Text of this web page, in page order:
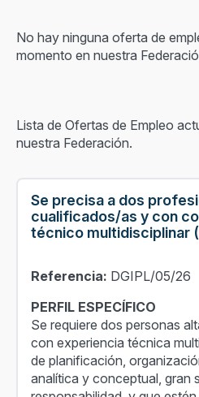
No hay ninguna oferta de
momento en nuestra
Lista de Ofertas de Empleo
nuestra Federación.
Se precisa a dos
cualificados/as y con
técnico multidisciplinar
Referencia: DGIPL/05/26
PERFIL ESPECÍFICO
Se requiere dos personas
con experiencia técnica
de planificación,
analítica y conceptual, gran